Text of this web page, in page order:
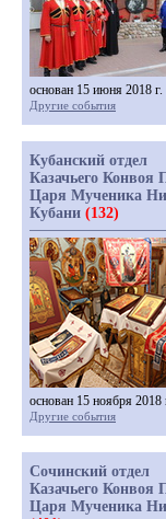
основан 15 июня 2018 г.
Другие события
Кубанский отдел
Казачьего Конвоя
Царя Мученика
Кубани (132)
основан 15 ноября 2018
Другие события
Сочинский отдел
Казачьего Конвоя
Царя Мученика